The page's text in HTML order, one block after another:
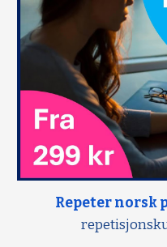
Repeter norsk